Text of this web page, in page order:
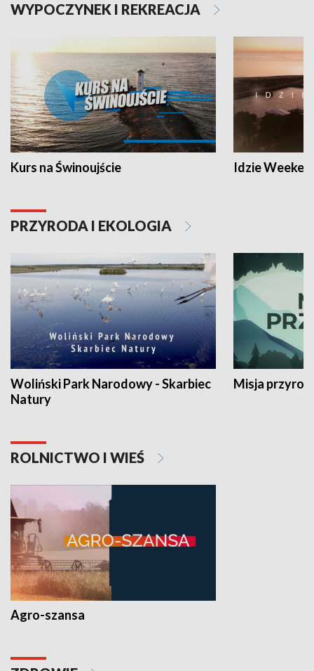
WYPOCZYNEK I REKREACJA
Kurs na Świnoujście Idzie
PRZYRODA I EKOLOGIA
Woliński Park Narodowy - Skarbiec
Natury
Misja
ROLNICTWO I WIEŚ
Agro-szansa